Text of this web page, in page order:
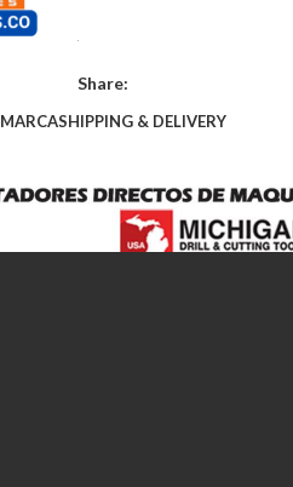
Share:
MARCASHIPPING & DELIVERY